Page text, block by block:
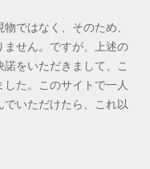
ではなく、そのため、
ません。ですが、上述の
をいただきまして、こ
た。このサイトで一人
いただけたら、これ以